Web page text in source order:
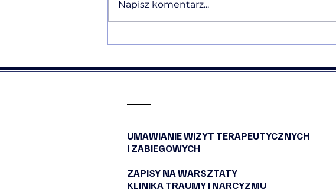
Traumie Straty i ałobie po
Napisz komentarz...
UMAWIANIE WIZYT TERAPEUTYCZNYCH
I ZABIEGOWYCH
ZAPISY NA WARSZTATY
KLINIKA TRAUMY I NARCYZMU